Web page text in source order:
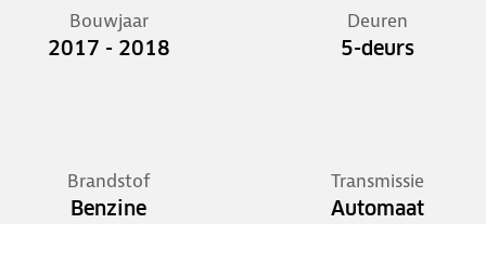
Bouwjaar
2017 - 2018
Deuren
5-deurs
Brandstof
Benzine
Transmissie
Automaat